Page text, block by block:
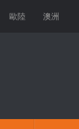
歐陸 澳洲